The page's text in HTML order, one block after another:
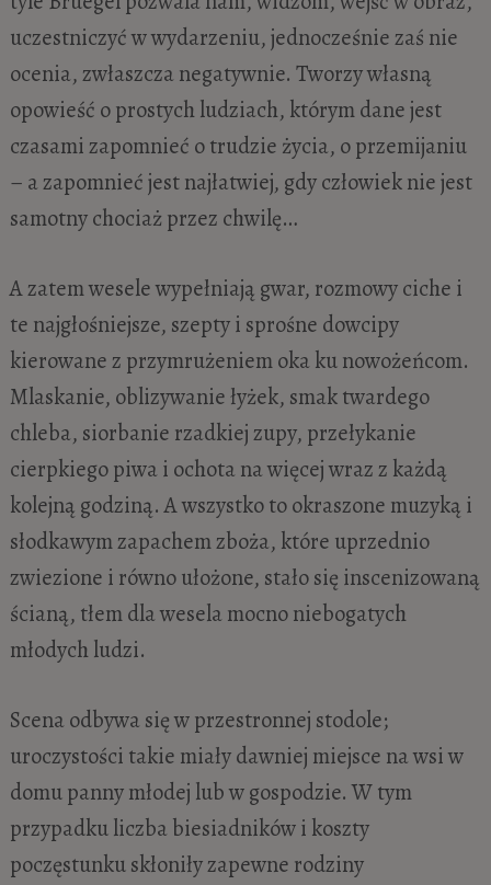
uczestniczyć w wydarzeniu, jednocześnie zaś nie
ocenia, zwłaszcza negatywnie. Tworzy własną
opowieść o prostych ludziach, którym dane jest
czasami zapomnieć o trudzie życia, o przemijaniu
– a zapomnieć jest najłatwiej, gdy człowiek nie jest
samotny chociaż przez chwilę…
A zatem wesele wypełniają gwar, rozmowy ciche i
te najgłośniejsze, szepty i sprośne dowcipy
kierowane z przymrużeniem oka ku nowożeńcom.
Mlaskanie, oblizywanie łyżek, smak twardego
chleba, siorbanie rzadkiej zupy, przełykanie
cierpkiego piwa i ochota na więcej wraz z każdą
kolejną godziną. A wszystko to okraszone muzyką i
słodkawym zapachem zboża, które uprzednio
zwiezione i równo ułożone, stało się inscenizowaną
ścianą, tłem dla wesela mocno niebogatych
młodych ludzi.
Scena odbywa się w przestronnej stodole;
uroczystości takie miały dawniej miejsce na wsi w
domu panny młodej lub w gospodzie. W tym
przypadku liczba biesiadników i koszty
poczęstunku skłoniły zapewne rodziny